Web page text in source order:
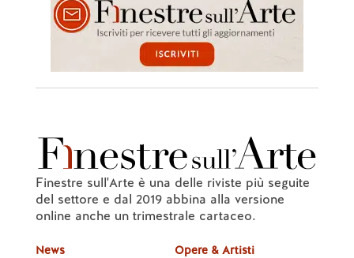
Finestre sull'Arte è una delle riviste più seguite
del settore e dal 2019 abbina alla versione
online anche un trimestrale cartaceo.
News Opere & Artisti